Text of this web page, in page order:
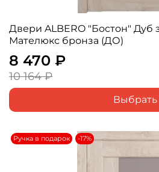
Двери ALBERO "Бостон" Дуб
Мателюкс бронза (ДО)
8 470 ₽
10 164 ₽
Выбрать
Ручка в подарок -17%